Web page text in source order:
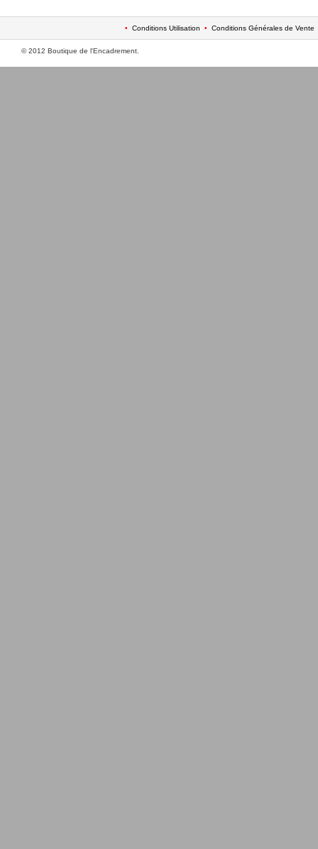
• Conditions Utilisation • Conditions Générales de Vente
© 2012 Boutique de l'Encadrement.